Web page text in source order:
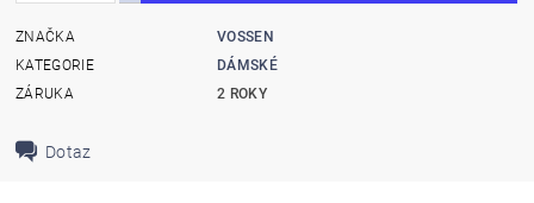
ZNAČKA
VOSSEN
KATEGORIE
DÁMSKÉ
ZÁRUKA
2 ROKY
Dotaz